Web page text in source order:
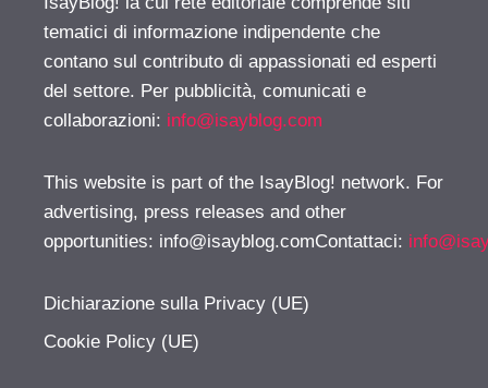
tematici di informazione indipendente che
contano sul contributo di appassionati ed esperti
del settore. Per pubblicità, comunicati e
collaborazioni: info@isayblog.com
This website is part of the IsayBlog! network. For
advertising, press releases and other
opportunities: info@isayblog.comContattaci:
Dichiarazione sulla Privacy (UE)
Cookie Policy (UE)